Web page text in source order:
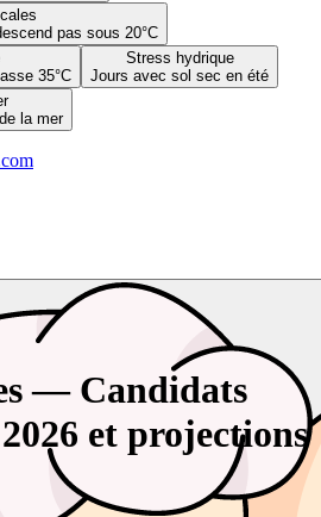
pas sous 20°C
35°C
Stress hydrique
Jours avec sol sec en été
la mer
— Candidats
et projections